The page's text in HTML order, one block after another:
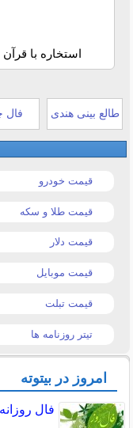
استخاره با قرآن
طالع بینی هندی فال
قیمت خودرو
قیمت طلا و سکه
قیمت دلار
قیمت موبایل
قیمت تبلت
تیتر روزنامه ها
امروز در بیتوته
فال روزانه -